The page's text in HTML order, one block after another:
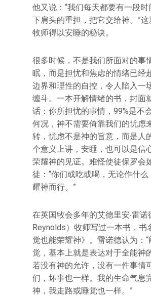
他又说：“我们每天都要有一段
下肩头的重担，把它交给神。”
牧师得以安睡的秘诀。
很多时候，不是我们所面对的事
眠，而是担忧和焦虑的情绪已经
边界和理性的自控，令人陷入一
缠斗。一本开解情绪的书，封面
话：你所担忧的事情，99%是不
何况，神不需要倚靠我们的忧虑
转，忧虑不是神的旨意，而是人
个意义上讲，安睡，也可以是信
荣耀神的见证。难怪使徒保罗会
徒：“你们或吃或喝，无论作什
耀神而行。”
在英国牧会多年的艾德里安‧雷诺
Reynolds）牧师写过一本书，书
觉也能荣耀神》。雷诺德认为：
觉，基本上就是表达对于全能神
若没有神的允许，没有一件事情
们，坏事也一样。我的生命气息
神，我走路或睡觉也一样。”